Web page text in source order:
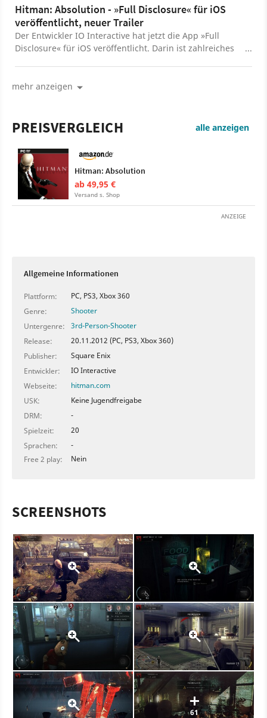
Hitman: Absolution - »Full Disclosure« für iOS
veröffentlicht, neuer Trailer
Der Entwickler IO Interactive hat jetzt die App »Full
Disclosure« für iOS veröffentlicht. Darin ist zahlreiches
sehen.
mehr anzeigen
PREISVERGLEICH alle anzeigen
Hitman: Absolution
ab 49,95 €
Versand s. Shop
ANZEIGE
Allgemeine Informationen
Plattform:
PC, PS3, Xbox 360
Genre:
Shooter
Untergenre:
3rd-Person-Shooter
Release:
20.11.2012 (PC, PS3, Xbox 360)
Publisher:
Square Enix
Entwickler:
IO Interactive
Webseite:
hitman.com
USK:
Keine Jugendfreigabe
DRM:
-
Spielzeit:
20
Sprachen:
-
Free 2 play:
Nein
SCREENSHOTS
61